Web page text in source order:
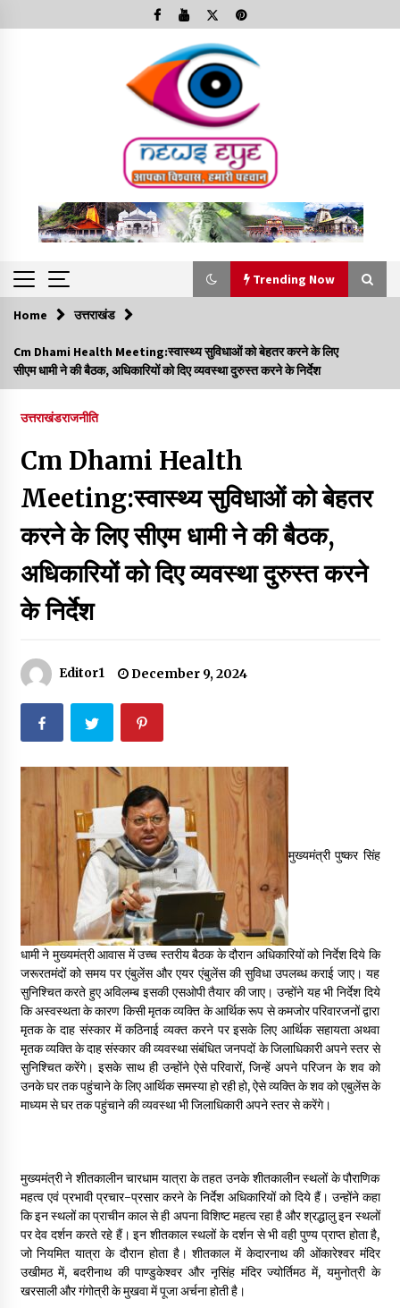
to
Trending Now
Trending Now
Minorities Rights Day : विश्व अल्पसंख्यक अधिकार दिवस
कार्यक्रम में शामिल हुए सीएम,आधुनिक मदरसों का नाम अब्दुल कलाम के नाम
Thought Of The Day 7 September
September 7, 2023
Thought Of The Day 6 September
September 6, 2023
Thought Of The Day 17 May
May 17, 2022
Thought Of The Day 16 May
May 16, 2022
Thought Of The Day 14 May
May 14, 2022
Thought Of The Day 13 May
May 13, 2022
Thought Of The Day 12 May
May 12, 2022
Thought Of The Day 10 May
May 10, 2022
Thought Of The Day 9 May
May 9, 2022
Home उत्तराखंड
Cm Dhami Health Meeting:स्वास्थ्य सुविधाओं को बेहतर करने के लिए
सीएम धामी ने की बैठक, अधिकारियों को दिए व्यवस्था दुरुस्त करने के निर्देश
उत्तराखंडराजनीति
Cm Dhami Health
Meeting:स्वास्थ्य सुविधाओं को बेहतर
करने के लिए सीएम धामी ने की बैठक,
अधिकारियों को दिए व्यवस्था दुरुस्त करने
के निर्देश
Editor1 December 9, 2024
मुख्यमंत्री पुष्कर सिंह
धामी ने मुख्यमंत्री आवास में उच्च स्तरीय बैठक के दौरान अधिकारियों को निर्देश दिये कि
जरूरतमंदों को समय पर एंबुलेंस और एयर एंबुलेंस की सुविधा उपलब्ध कराई जाए। यह
सुनिश्चित करते हुए अविलम्ब इसकी एसओपी तैयार की जाए। उन्होंने यह भी निर्देश दिये
कि अस्वस्थता के कारण किसी मृतक व्यक्ति के आर्थिक रूप से कमजोर परिवारजनों द्वारा
मृतक के दाह संस्कार में कठिनाई व्यक्त करने पर इसके लिए आर्थिक सहायता अथवा
मृतक व्यक्ति के दाह संस्कार की व्यवस्था संबंधित जनपदों के जिलाधिकारी अपने स्तर से
सुनिश्चित करेंगे। इसके साथ ही उन्होंने ऐसे परिवारों, जिन्हें अपने परिजन के शव को
उनके घर तक पहुंचाने के लिए आर्थिक समस्या हो रही हो, ऐसे व्यक्ति के शव को एबुलेंस के
माध्यम से घर तक पहुंचाने की व्यवस्था भी जिलाधिकारी अपने स्तर से करेंगे।
मुख्यमंत्री ने शीतकालीन चारधाम यात्रा के तहत उनके शीतकालीन स्थलों के पौराणिक
महत्व एवं प्रभावी प्रचार-प्रसार करने के निर्देश अधिकारियों को दिये हैं। उन्होंने कहा
कि इन स्थलों का प्राचीन काल से ही अपना विशिष्ट महत्व रहा है और श्रद्धालु इन स्थलों
पर देव दर्शन करते रहे हैं। इन शीतकाल स्थलों के दर्शन से भी वही पुण्य प्राप्त होता है,
जो नियमित यात्रा के दौरान होता है। शीतकाल में केदारनाथ की ओंकारेश्वर मंदिर
उखीमठ में, बदरीनाथ की पाण्डुकेश्वर और नृसिंह मंदिर ज्योर्तिमठ में, यमुनोत्री के
खरसाली और गंगोत्री के मुखवा में पूजा अर्चना होती है।